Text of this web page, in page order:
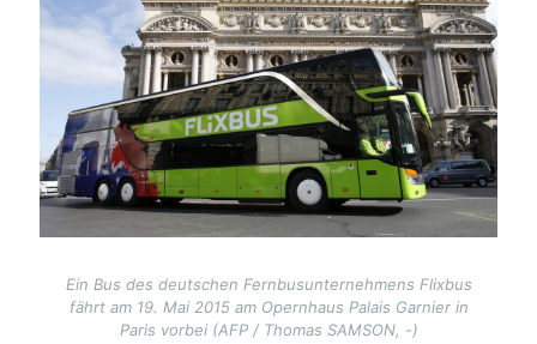
Ein Bus des deutschen Fernbusunternehmens Flixbus
fährt am 19. Mai 2015 am Opernhaus Palais Garnier in
Paris vorbei (AFP / Thomas SAMSON, -)